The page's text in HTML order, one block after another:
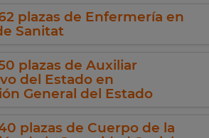
plazas de Enfermería en
Sanitat
plazas de Auxiliar
del Estado en
General del Estado
plazas de Cuerpo de la